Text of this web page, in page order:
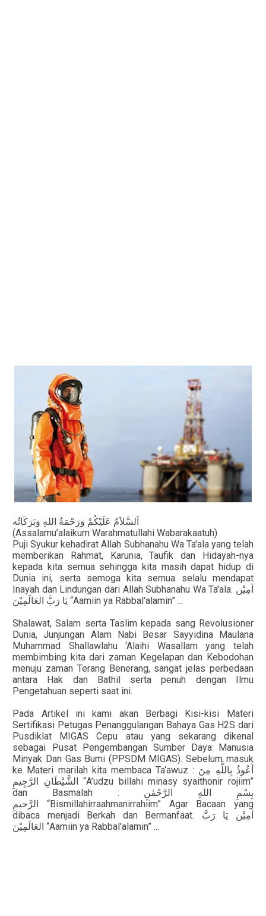
اَلسَّلاَمُ عَلَيْكُمْ وَرَحْمَةُ اللهِ وَبَرَكَاتُه
(Assalamu’alaikum Warahmatullahi Wabarakaatuh)
Puji Syukur kehadirat Allah Subhanahu Wa Ta'ala yang telah
memberikan Rahmat, Karunia, Taufik dan Hidayah-nya
kepada kita semua sehingga kita masih dapat hidup di
Dunia ini, serta semoga kita semua selalu mendapat
Inayah dan Lindungan dari Allah Subhanahu Wa Ta'ala. آمِيْن
يَا رَبَّ العَالَمِيْنَ“Aamiin ya Rabbal'alamin” ...
Shalawat, Salam serta Taslim kepada sang Revolusioner
Dunia, Junjungan Alam Nabi Besar Sayyidina Maulana
Muhammad Shallawlahu ‘Alaihi Wasallam yang telah
membimbing kita dari zaman Kegelapan dan Kebodohan
menuju zaman Terang Benerang, sangat jelas perbedaan
antara Hak dan Bathil serta penuh dengan Ilmu
Pengetahuan seperti saat ini.
Pada Artikel ini kami akan Berbagi Kisi-kisi Materi
Sertifikasi Petugas Penanggulangan Bahaya Gas H2S dari
Pusdiklat MIGAS Cepu atau yang sekarang dikenal
sebagai Pusat Pengembangan Sumber Daya Manusia
Minyak Dan Gas Bumi (PPSDM MIGAS). Sebelum masuk
ke Materi marilah kita membaca Ta‘awuz :
أَعُوذُ بِاللَّهِ مِنَ
الشَّيْطَانِ الرَّجِيمِ
“A’udzu billahi minasy syaithonir rojiim”
dan Basmalah :
بِسْمِ اللهِ
الرَّحْمٰنِ
الرَّحيمِ “Bismillahirraahmanirrahiim” Agar Bacaan yang
dibaca menjadi Berkah dan Bermanfaat.
آمِيْن يَا
رَبَّ
العَالَمِيْنَ “Aamiin ya Rabbal'alamin” ...